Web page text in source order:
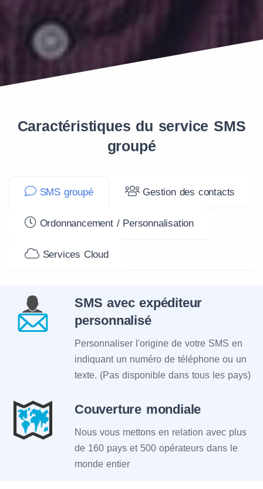
Caractéristiques du service SMS
groupé
SMS groupé Gestion des contacts
Ordonnancement / Personnalisation
Services Cloud
SMS avec expéditeur
personnalisé
Personnaliser l'origine de votre SMS en
indiquant un numéro de téléphone ou un
texte. (Pas disponible dans tous les pays)
Couverture mondiale
Nous vous mettons en relation avec plus
de 160 pays et 500 opérateurs dans le
monde entier